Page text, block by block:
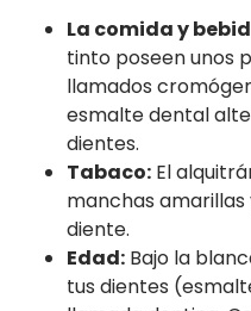
La comida y
tinto poseen unos
llamados
esmalte dental
dientes.
Tabaco: El
manchas
diente.
Edad: Bajo la
tus dientes